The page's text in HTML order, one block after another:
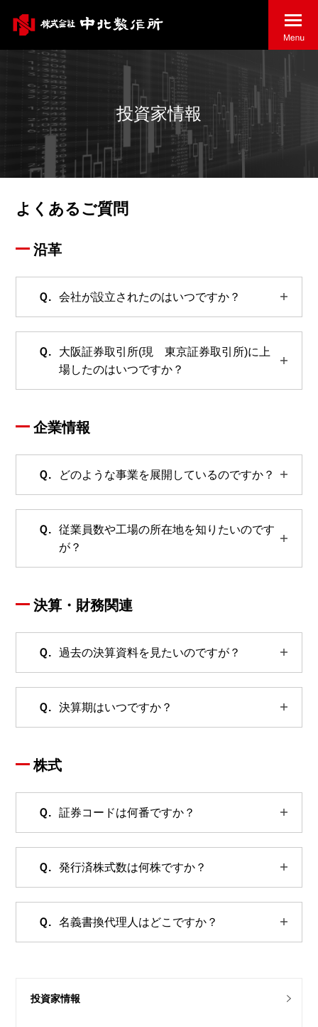
投資家情報
よくあるご質問
沿革
会社が設立されたのはいつですか？
大阪証券取引所(現 東京証券取引所)に上
場したのはいつですか？
企業情報
どのような事業を展開しているのですか？
従業員数や工場の所在地を知りたいのです
が？
決算・財務関連
過去の決算資料を見たいのですが？
決算期はいつですか？
株式
証券コードは何番ですか？
発行済株式数は何株ですか？
名義書換代理人はどこですか？
投資家情報